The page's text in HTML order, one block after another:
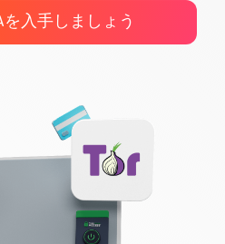
入手しましょう